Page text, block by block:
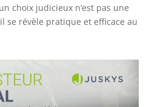
choix judicieux n’est pas une
se révèle pratique et efficace au